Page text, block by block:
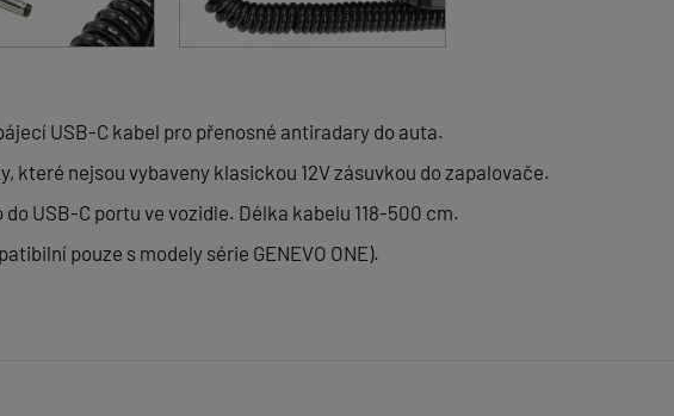
USB-C kabel pro přenosné antiradary do auta.
které nejsou vybaveny klasickou 12V zásuvkou do zapalovače.
USB-C portu ve vozidle. Délka kabelu 118-500 cm.
pouze s modely série GENEVO ONE).